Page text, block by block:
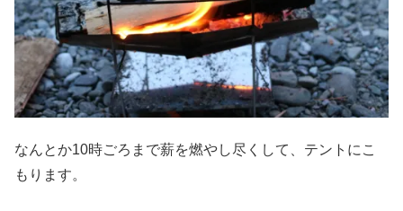
なんとか10時ごろまで薪を燃やし尽くして、テントにこ
もります。